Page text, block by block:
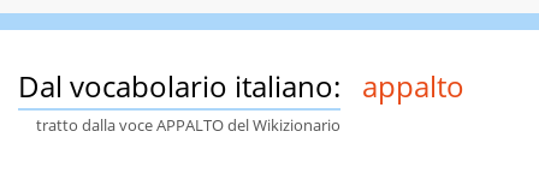
Dal vocabolario italiano: appalto
tratto dalla voce APPALTO del Wikizionario